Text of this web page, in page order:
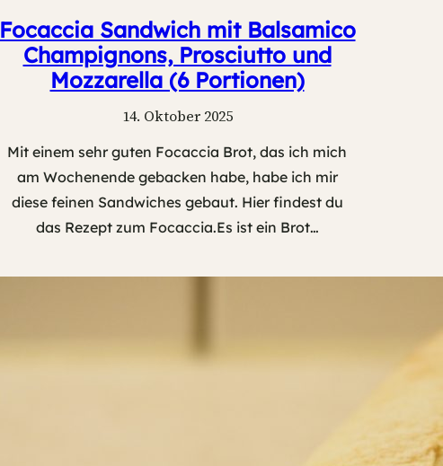
Focaccia Sandwich mit Balsamico
Champignons, Prosciutto und
Mozzarella (6 Portionen)
14. Oktober 2025
Mit einem sehr guten Focaccia Brot, das ich mich
am Wochenende gebacken habe, habe ich mir
diese feinen Sandwiches gebaut. Hier findest du
das Rezept zum Focaccia.Es ist ein Brot…